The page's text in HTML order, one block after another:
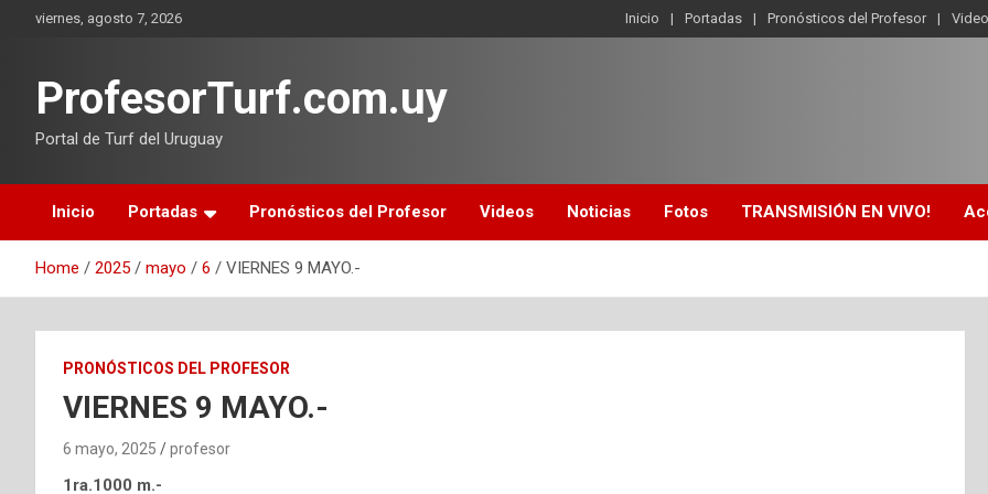
viernes, agosto 7, 2026 Inicio Portadas Pronósticos del Profesor
ProfesorTurf.com.uy
Portal de Turf del Uruguay
Inicio Portadas Pronósticos del Profesor Videos Noticias Fotos TRANSMISIÓN EN VIVO!
Home 2025 mayo 6 VIERNES 9 MAYO.-
PRONÓSTICOS DEL PROFESOR
VIERNES 9 MAYO.-
6 mayo, 2025 profesor
1ra.1000 m.-